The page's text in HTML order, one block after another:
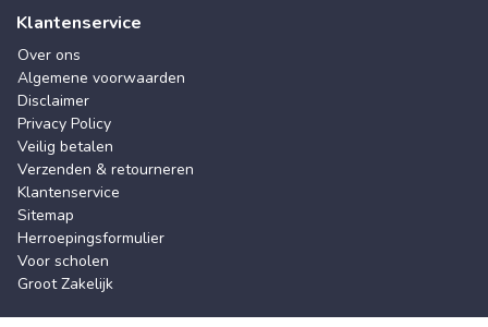
Klantenservice
Over ons
Algemene voorwaarden
Disclaimer
Privacy Policy
Veilig betalen
Verzenden & retourneren
Klantenservice
Sitemap
Herroepingsformulier
Voor scholen
Groot Zakelijk